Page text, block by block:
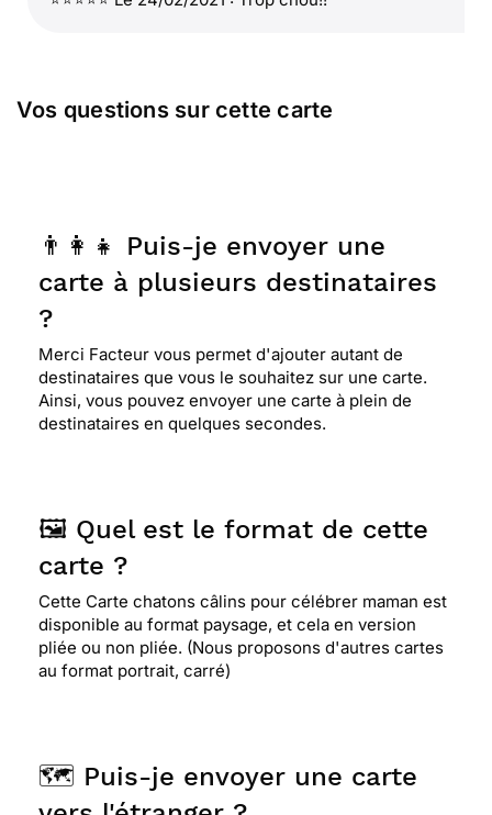
Vos questions sur cette carte
👨‍👩‍👧 Puis-je envoyer une
carte à plusieurs destinataires
?
Merci Facteur vous permet d'ajouter autant de
destinataires que vous le souhaitez sur une carte.
Ainsi, vous pouvez envoyer une carte à plein de
destinataires en quelques secondes.
🖼️ Quel est le format de cette
carte ?
Cette Carte chatons câlins pour célébrer maman est
disponible au format paysage, et cela en version
pliée ou non pliée. (Nous proposons d'autres cartes
au format portrait, carré)
🗺️ Puis-je envoyer une carte